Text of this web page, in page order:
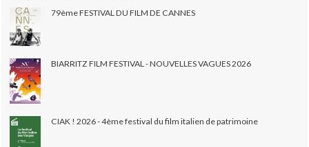
79ème FESTIVAL DU FILM DE CANNES
BIARRITZ FILM FESTIVAL - NOUVELLES VAGUES 2026
CIAK ! 2026 - 4ème festival du film italien de patrimoine